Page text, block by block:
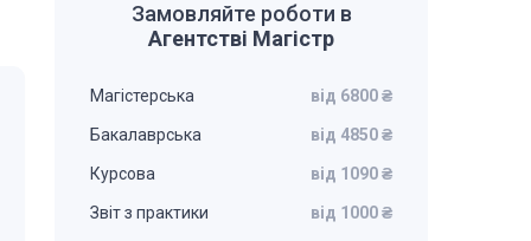
Замовляйте роботи в
Агентстві Магістр
Магістерська від 6800 ₴
Бакалаврська від 4850 ₴
Курсова від 1090 ₴
Звіт з практики від 1000 ₴